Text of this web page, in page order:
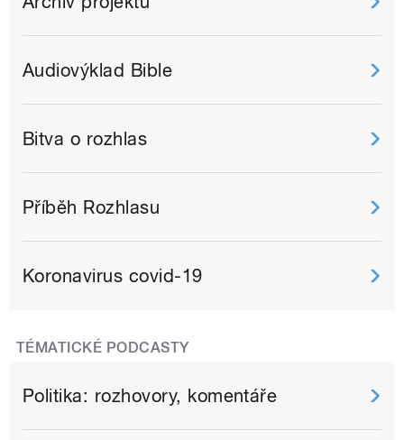
Audiovýklad Bible
Bitva o rozhlas
Příběh Rozhlasu
Koronavirus covid-19
TÉMATICKÉ PODCASTY
Politika: rozhovory, komentáře